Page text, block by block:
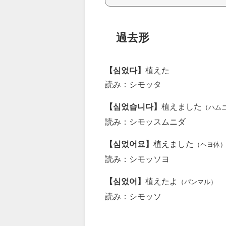
過去形
【심었다】 植えた
読み：シモッタ
【심었습니다】 植えました （ハム
読み：シモッスムニダ
【심었어요】 植えました （ヘヨ体）
読み：シモッソヨ
【심었어】 植えたよ （パンマル）
読み：シモッソ